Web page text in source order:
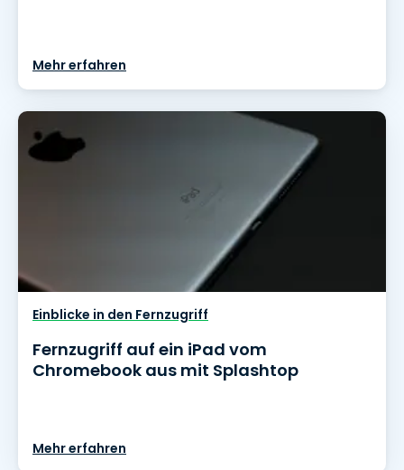
Mehr erfahren
Einblicke in den Fernzugriff
Fernzugriff auf ein iPad vom
Chromebook aus mit Splashtop
Mehr erfahren